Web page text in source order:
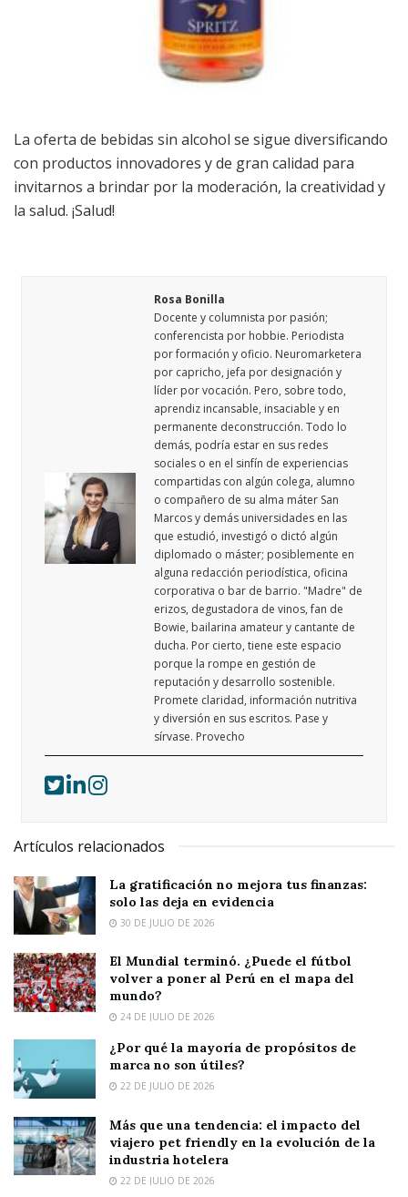
La oferta de bebidas sin alcohol se sigue diversificando
con productos innovadores y de gran calidad para
invitarnos a brindar por la moderación, la creatividad y
la salud. ¡Salud!
Rosa Bonilla
Docente y columnista por pasión;
conferencista por hobbie. Periodista
por formación y oficio. Neuromarketera
por capricho, jefa por designación y
líder por vocación. Pero, sobre todo,
aprendiz incansable, insaciable y en
permanente deconstrucción. Todo lo
demás, podría estar en sus redes
sociales o en el sinfín de experiencias
compartidas con algún colega, alumno
o compañero de su alma máter San
Marcos y demás universidades en las
que estudió, investigó o dictó algún
diplomado o máster; posiblemente en
alguna redacción periodística, oficina
corporativa o bar de barrio. "Madre" de
erizos, degustadora de vinos, fan de
Bowie, bailarina amateur y cantante de
ducha. Por cierto, tiene este espacio
porque la rompe en gestión de
reputación y desarrollo sostenible.
Promete claridad, información nutritiva
y diversión en sus escritos. Pase y
sírvase. Provecho
Artículos relacionados
La gratificación no mejora tus finanzas:
solo las deja en evidencia
30 DE JULIO DE 2026
El Mundial terminó. ¿Puede el fútbol
volver a poner al Perú en el mapa del
mundo?
24 DE JULIO DE 2026
¿Por qué la mayoría de propósitos de
marca no son útiles?
22 DE JULIO DE 2026
Más que una tendencia: el impacto del
viajero pet friendly en la evolución de la
industria hotelera
22 DE JULIO DE 2026